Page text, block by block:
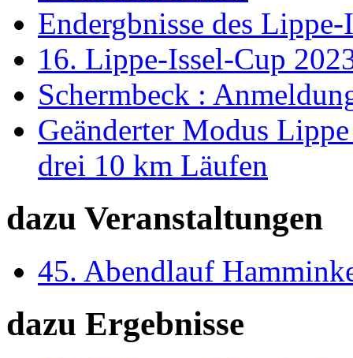
Endergbnisse des
16. Lippe-Issel-Cup
Schermbeck :
Geänderter Modus
drei 10 km Läufen
dazu Veranstaltungen
45. Abendlauf
dazu Ergebnisse